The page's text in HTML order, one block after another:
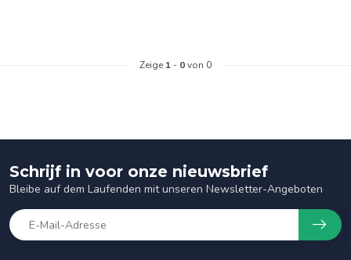
Zeige 1 - 0von 0
Schrijf in voor onze nieuwsbrief
Bleibe auf dem Laufenden mit unseren Newsletter-Angeboten